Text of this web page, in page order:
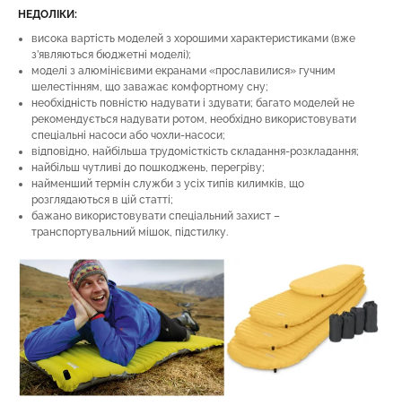
НЕДОЛІКИ:
висока вартість моделей з хорошими характеристиками (вже
з’являються бюджетні моделі);
моделі з алюмінієвими екранами «прославилися» гучним
шелестінням, що заважає комфортному сну;
необхідність повністю надувати і здувати; багато моделей не
рекомендується надувати ротом, необхідно використовувати
спеціальні насоси або чохли-насоси;
відповідно, найбільша трудомісткість складання-розкладання;
найбільш чутливі до пошкоджень, перегріву;
найменший термін служби з усіх типів килимків, що
розглядаються в цій статті;
бажано використовувати спеціальний захист –
транспортувальний мішок, підстилку.